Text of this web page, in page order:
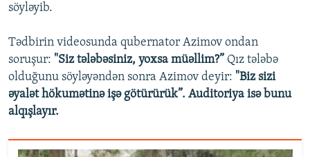
söyləyib.
Tədbirin videosunda qubernator Azimov ondan
soruşur: "Siz tələbəsiniz, yoxsa müəllim?” Qız tələbə
olduğunu söyləyəndən sonra Azimov deyir: "Biz sizi
əyalət hökumətinə işə götürürük”. Auditoriya isə bunu
alqışlayır.